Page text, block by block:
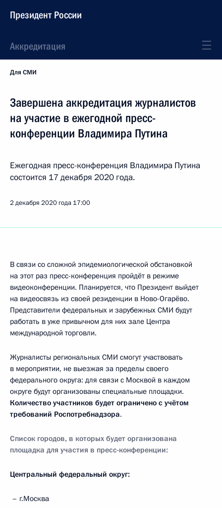
Президент России
Аккредитация
Для СМИ
Завершена аккредитация журналистов
на участие в ежегодной пресс-
конференции Владимира Путина
Ежегодная пресс-конференция Владимира Путина
состоится 17 декабря 2020 года.
2 декабря 2020 года 17:00
В связи со сложной эпидемиологической обстановкой
на этот раз пресс-конференция пройдёт в режиме
видеоконференции. Планируется, что Президент выйдет
на видеосвязь из своей резиденции в Ново-Огарёво.
Представители федеральных и зарубежных СМИ будут
работать в уже привычном для них зале Центра
международной торговли.
Журналисты региональных СМИ смогут участвовать
в мероприятии, не выезжая за пределы своего
федерального округа: для связи с Москвой в каждом
округе будут организованы специальные площадки.
Количество участников будет ограничено с учётом
требований Роспотребнадзора.
Список городов, в которых будет организована
площадка для участия в пресс-конференции:
Центральный федеральный округ:
– г.Москва